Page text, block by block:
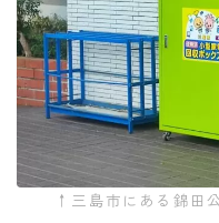
↑三島市にある錦田